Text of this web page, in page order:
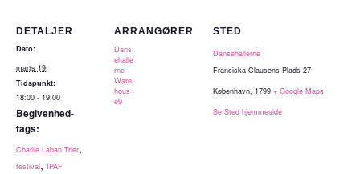
DETALJER
Dato:
marts 19
Tidspunkt:
18:00 - 19:00
Begivenhed-
tags:
Charlie Laban Trier,
festival, IPAF
ARRANGØRER
Dans
ehalle
rne
Ware
hous
e9
STED
Dansehallerne
Franciska Clausens Plads 27
København, 1799 + Google Maps
Se Sted hjemmeside